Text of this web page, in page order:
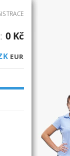
EUR
0 Kč